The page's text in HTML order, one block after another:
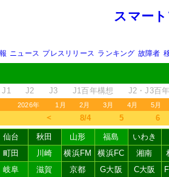
スマー
ニュース プレスリリース ランキング 故障者
J1 J2 J3 J1百年構想 J2・J3百
2026年 1月 2月 3月 4月 5月
＜ 8/4 5 6
仙台 秋田 山形 福島
いわき
町田 川崎 横浜FM 横浜FC 湘南
岐阜 滋賀 京都 G大阪 C大阪